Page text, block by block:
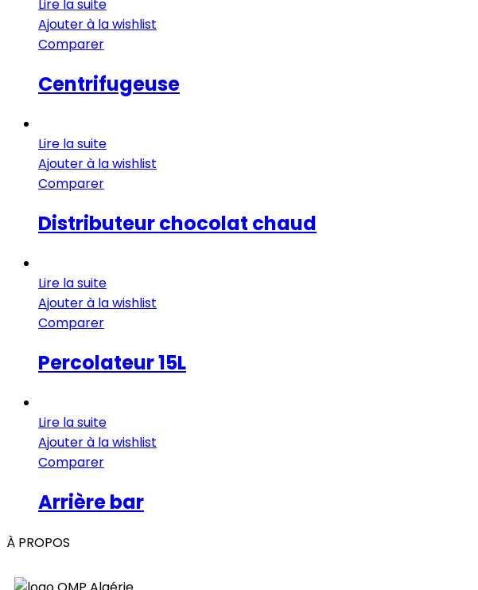
Lire la suite
Ajouter à la wishlist
Comparer
Centrifugeuse
Lire la suite
Ajouter à la wishlist
Comparer
Distributeur chocolat chaud
Lire la suite
Ajouter à la wishlist
Comparer
Percolateur 15L
Lire la suite
Ajouter à la wishlist
Comparer
Arrière bar
À PROPOS